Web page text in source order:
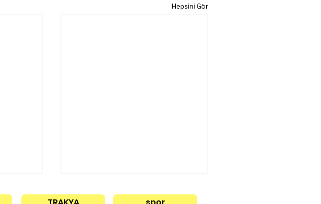
Hepsini Gör